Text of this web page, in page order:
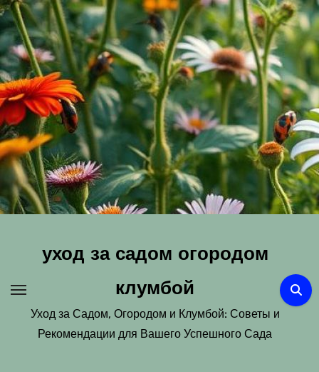
Перейти
к
содержимому
уход за садом огородом
клумбой
Уход за Садом, Огородом и Клумбой: Советы и
Рекомендации для Вашего Успешного Сада